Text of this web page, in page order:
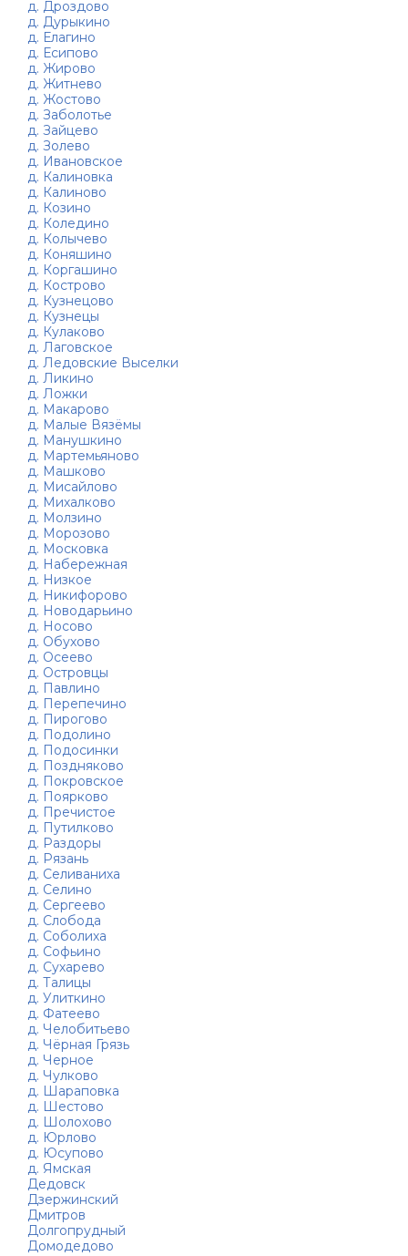
д. Дроздово
д. Дурыкино
д. Елагино
д. Есипово
д. Жирово
д. Житнево
д. Жостово
д. Заболотье
д. Зайцево
д. Золево
д. Ивановское
д. Калиновка
д. Калиново
д. Козино
д. Коледино
д. Колычево
д. Коняшино
д. Коргашино
д. Кострово
д. Кузнецово
д. Кузнецы
д. Кулаково
д. Лаговское
д. Ледовские Выселки
д. Ликино
д. Ложки
д. Макарово
д. Малые Вязёмы
д. Манушкино
д. Мартемьяново
д. Машково
д. Мисайлово
д. Михалково
д. Молзино
д. Морозово
д. Московка
д. Набережная
д. Низкое
д. Никифорово
д. Новодарьино
д. Носово
д. Обухово
д. Осеево
д. Островцы
д. Павлино
д. Перепечино
д. Пирогово
д. Подолино
д. Подосинки
д. Поздняково
д. Покровское
д. Поярково
д. Пречистое
д. Путилково
д. Раздоры
д. Рязань
д. Селиваниха
д. Селино
д. Сергеево
д. Слобода
д. Соболиха
д. Софьино
д. Сухарево
д. Талицы
д. Улиткино
д. Фатеево
д. Челобитьево
д. Чёрная Грязь
д. Черное
д. Чулково
д. Шараповка
д. Шестово
д. Шолохово
д. Юрлово
д. Юсупово
д. Ямская
Дедовск
Дзержинский
Дмитров
Долгопрудный
Домодедово